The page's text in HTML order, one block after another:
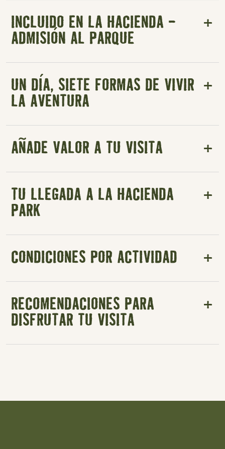
INCLUIDO EN LA HACIENDA -
ADMISIÓN AL PARQUE
UN DÍA, SIETE FORMAS DE VIVIR
LA AVENTURA
AÑADE VALOR A TU VISITA
TU LLEGADA A LA HACIENDA
PARK
CONDICIONES POR ACTIVIDAD
RECOMENDACIONES PARA
DISFRUTAR TU VISITA